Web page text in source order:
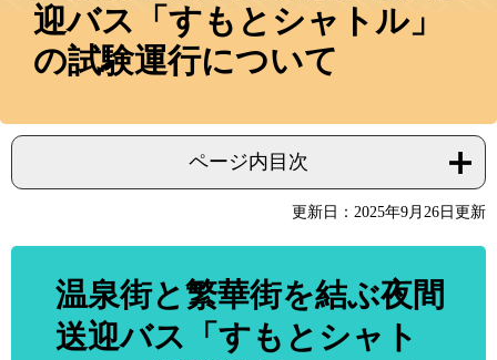
迎バス「すもとシャトル」
の試験運行について
ページ内目次
更新日：2025年9月26日更新
温泉街と繁華街を結ぶ夜間
送迎バス「すもとシャト